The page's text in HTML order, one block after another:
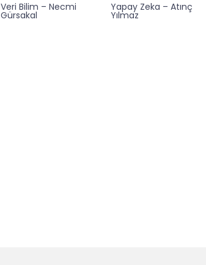
Veri Bilim – Necmi
Gürsakal
Yapay Zeka – Atınç
Yılmaz